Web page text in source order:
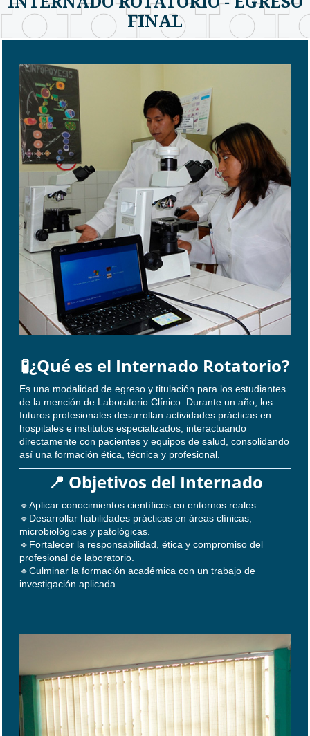
FINAL
🧪¿Qué es el Internado Rotatorio?
Es una modalidad de egreso y titulación para los estudiantes
de la mención de Laboratorio Clínico. Durante un año, los
futuros profesionales desarrollan actividades prácticas en
hospitales e institutos especializados, interactuando
directamente con pacientes y equipos de salud, consolidando
así una formación ética, técnica y profesional.
📍 Objetivos del Internado
🔹Aplicar conocimientos científicos en entornos reales.
🔹Desarrollar habilidades prácticas en áreas clínicas,
microbiológicas y patológicas.
🔹Fortalecer la responsabilidad, ética y compromiso del
profesional de laboratorio.
🔹Culminar la formación académica con un trabajo de
investigación aplicada.